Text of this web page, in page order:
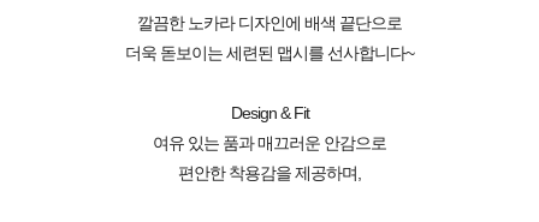
깔끔한 노카라 디자인에 배색 끝단으로
더욱 돋보이는 세련된 맵시를 선사합니다~
Design & Fit
여유 있는 품과 매끄러운 안감으로
편안한 착용감을 제공하며,